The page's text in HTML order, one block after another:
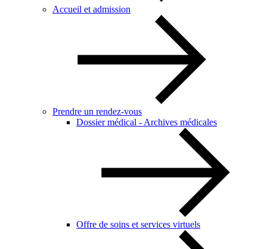
Accueil et admission
Prendre un rendez-vous
Dossier médical - Archives médicales
Offre de soins et services virtuels